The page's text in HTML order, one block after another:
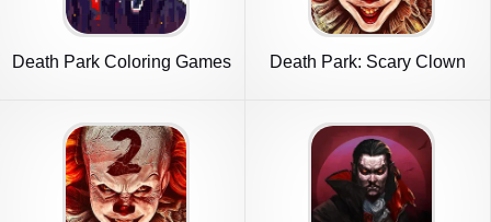
Death Park Coloring Games
Death Park: Scary Clown